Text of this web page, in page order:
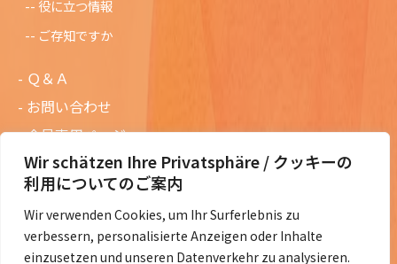
Wir schätzen Ihre Privatsphäre / クッキーの
利用についてのご案内
Wir verwenden Cookies, um Ihr Surferlebnis zu
verbessern, personalisierte Anzeigen oder Inhalte
einzusetzen und unseren Datenverkehr zu analysieren.
役に立つ情報
ご存知ですか
Ｑ＆Ａ
お問い合わせ
会員専用ページ
ニュースレターバックナンバー
過去の講演資料
総会議事録
定款・会費規定など